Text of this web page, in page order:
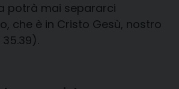
potrà mai separarci
che è in Cristo Gesù, nostro